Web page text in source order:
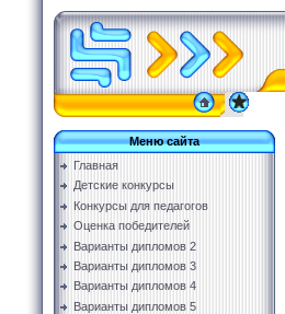
Меню сайта
Главная
Детские конкурсы
Конкурсы для педагогов
Оценка победителей
Варианты дипломов 2
Варианты дипломов 3
Варианты дипломов 4
Варианты дипломов 5